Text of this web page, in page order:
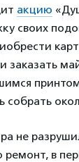
акцию
своих
заказать
собрать
не
ремонт, в